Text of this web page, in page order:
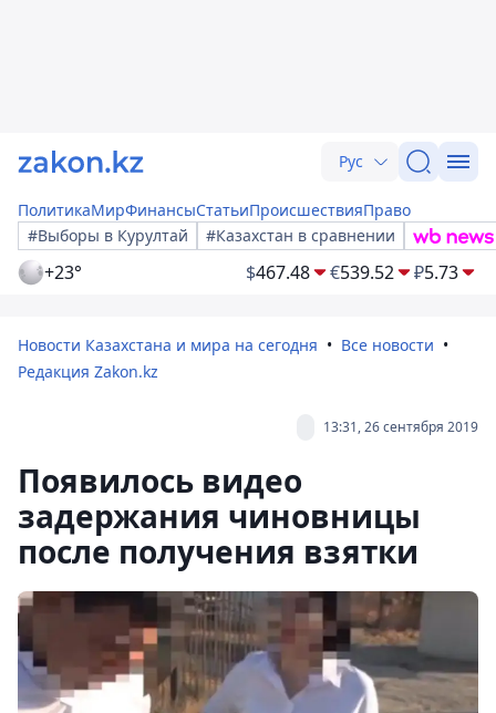
Рус
ПолитикаМирФинансыСтатьиПроисшествияПраво
#Выборы в Курултай
#Казахстан в сравнении
+23° $467.48 €539.52 ₽5.73
Новости Казахстана и мира на сегодня
Все новости
Редакция Zakon.kz
13:31, 26 сентября 2019
Появилось видео
задержания чиновницы
после получения взятки